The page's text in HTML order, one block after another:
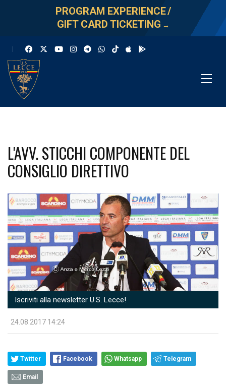
PROGRAM EXPERIENCE/
GIFT CARD TICKETING →
L'AVV. STICCHI COMPONENTE DEL
CONSIGLIO DIRETTIVO
Iscriviti alla newsletter U.S. Lecce!
24.08.2017 14:24
Twitter Facebook Whatsapp Telegram
Email